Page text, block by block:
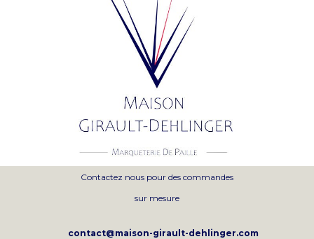
Contactez nous pour des commandes
sur mesure
contact@maison-girault-dehlinger.com